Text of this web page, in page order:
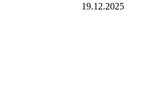
19.12.2025